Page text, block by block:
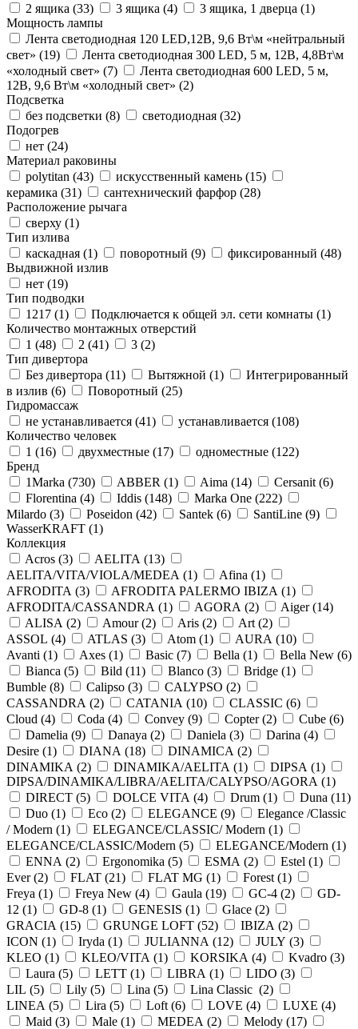
2 ящика (33) 3 ящика (4) 3 ящика, 1 дверца (1)
Мощность лампы
Лента светодиодная 120 LED,12В, 9,6 Вт\м «нейтральный
свет» (19)
Лента светодиодная 300 LED, 5 м, 12В, 4,8Вт\м
«холодный свет» (7)
Лента светодиодная 600 LED, 5 м,
12В, 9,6 Вт\м «холодный свет» (2)
Подсветка
без подсветки (8) светодиодная (32)
Подогрев
нет (24)
Материал раковины
polytitan (43) искусственный камень (15)
керамика (31) сантехнический фарфор (28)
Расположение рычага
сверху (1)
Тип излива
каскадная (1) поворотный (9) фиксированный (48)
Выдвижной излив
нет (19)
Тип подводки
1217 (1) Подключается к общей эл. сети комнаты (1)
Количество монтажных отверстий
1 (48) 2 (41) 3 (2)
Тип дивертора
Без дивертора (11) Вытяжной (1)
Интегрированный
в излив (6) Поворотный (25)
Гидромассаж
не устанавливается (41) устанавливается (108)
Количество человек
1 (16) двухместные (17) одноместные (122)
Бренд
1Marka (730) ABBER (1) Aima (14) Cersanit (6)
Florentina (4) Iddis (148) Marka One (222)
Milardo (3) Poseidon (42) Santek (6) SantiLine (9)
WasserKRAFT (1)
Коллекция
Acros (3) AELITA (13)
AELITA/VITA/VIOLA/MEDEA (1) Afina (1)
AFRODITA (3) AFRODITA PALERMO IBIZA (1)
AFRODITA/CASSANDRA (1) AGORA (2) Aiger (14)
ALISA (2) Amour (2) Aris (2) Art (2)
ASSOL (4) ATLAS (3) Atom (1) AURA (10)
Avanti (1) Axes (1) Basic (7) Bella (1) Bella New (6)
Bianca (5) Bild (11) Blanco (3) Bridge (1)
Bumble (8) Calipso (3) CALYPSO (2)
CASSANDRA (2) CATANIA (10) CLASSIC (6)
Cloud (4) Coda (4) Convey (9) Copter (2) Cube (6)
Damelia (9) Danaya (2) Daniela (3) Darina (4)
Desire (1) DIANA (18) DINAMICA (2)
DINAMIKA (2) DINAMIKA/AELITA (1) DIPSA (1)
DIPSA/DINAMIKA/LIBRA/AELITA/CALYPSO/AGORA (1)
DIRECT (5) DOLCE VITA (4) Drum (1) Duna (11)
Duo (1) Eco (2) ELEGANCE (9)
Elegance /Classic
/ Modern (1) ELEGANCE/CLASSIC/ Modern (1)
ELEGANCE/CLASSIC/Modern (5) ELEGANCE/Modern (1)
ENNA (2) Ergonomika (5) ESMA (2) Estel (1)
Ever (2) FLAT (21) FLAT MG (1) Forest (1)
Freya (1) Freya New (4) Gaula (19) GC-4 (2)
GD-
12 (1) GD-8 (1) GENESIS (1) Glace (2)
GRACIA (15) GRUNGE LOFT (52) IBIZA (2)
ICON (1) Iryda (1) JULIANNA (12) JULY (3)
KLEO (1) KLEO/VITA (1) KORSIKA (4) Kvadro (3)
Laura (5) LETT (1) LIBRA (1) LIDO (3)
LIL (5) Lily (5) Lina (5) Lina Classic (2)
LINEA (5) Lira (5) Loft (6) LOVE (4) LUXE (4)
Maid (3) Male (1) MEDEA (2) Melody (17)